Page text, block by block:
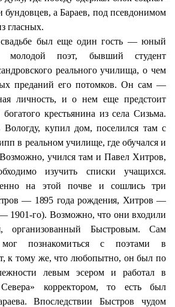
бундовцев, а Бараев, под псевдонимом
гласных.
был еще один гость — юный
молодой поэт, бывший студент
реального училища, о чем
преданий его потомков. Он сам —
личность, и о нем еще предстоит
крестьянина из села Сизьма.
Вологду, купил дом, поселился там с
в реальном училище, где обучался и
учился там и Павел Хитров,
изучить списки учащихся.
на этой почве исошлись три
— 1895 года рождения, Хитров —
1901-го). Возможно, что они входили
организованный Быстровым. Сам
познакомиться с поэтами в
к тому же, что любопытно, он был по
левым эсером и работал в
корректором, то есть был
Впоследствии Быстров чудом